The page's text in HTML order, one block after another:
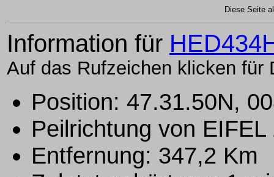
Diese Seite
Information für
Auf das Rufzeichen klicken für
Position: 47.31.50N,
Peilrichtung von
Entfernung: 347,2 Km